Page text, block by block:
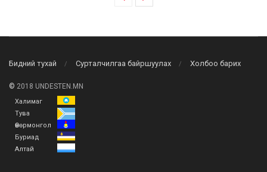
Бидний тухай Сурталчилгаа байршуулах Холбоо барих
© 2018 UNDESTEN.MN
Халимаг
Тува
Өвөрмонгол
Буриад
Алтай